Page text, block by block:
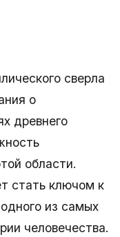
сверла
о
древнего
области.
стать ключом к
из самых
человечества.